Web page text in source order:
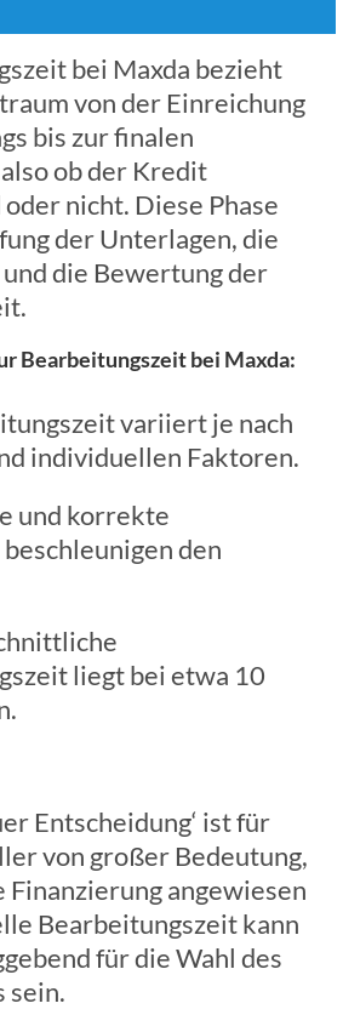
bei Maxda bezieht
von der Einreichung
bis zur finalen
ob der Kredit
nicht. Diese Phase
der Unterlagen, die
die Bewertung der
Bearbeitungszeit bei Maxda:
variiert je nach
individuellen Faktoren.
und korrekte
den
liegt bei etwa 10
Entscheidung‘ ist für
von großer Bedeutung,
Finanzierung angewiesen
Bearbeitungszeit kann
für die Wahl des
sein.